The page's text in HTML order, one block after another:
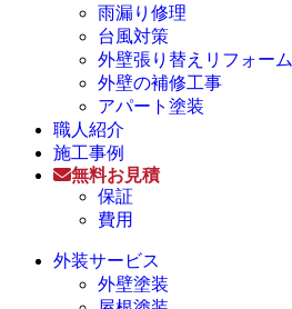
雨漏り修理
台風対策
外壁張り替えリフォーム
外壁の補修工事
アパート塗装
職人紹介
施工事例
無料お見積
保証
費用
外装サービス
外壁塗装